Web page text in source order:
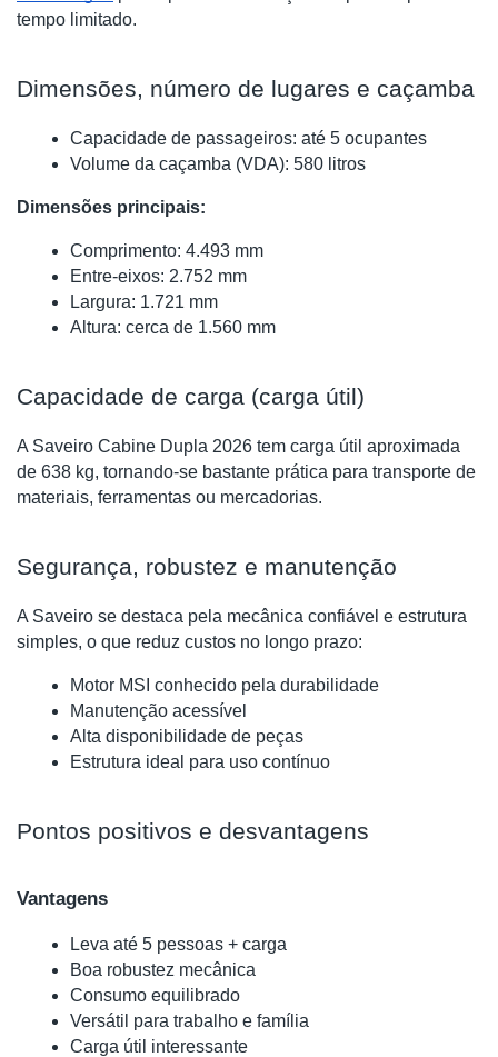
tempo limitado.
Dimensões, número de lugares e caçamba
Capacidade de passageiros: até 5 ocupantes
Volume da caçamba (VDA): 580 litros
Dimensões principais:
Comprimento: 4.493 mm
Entre-eixos: 2.752 mm
Largura: 1.721 mm
Altura: cerca de 1.560 mm
Capacidade de carga (carga útil)
A Saveiro Cabine Dupla 2026 tem carga útil aproximada
de 638 kg, tornando-se bastante prática para transporte de
materiais, ferramentas ou mercadorias.
Segurança, robustez e manutenção
A Saveiro se destaca pela mecânica confiável e estrutura
simples, o que reduz custos no longo prazo:
Motor MSI conhecido pela durabilidade
Manutenção acessível
Alta disponibilidade de peças
Estrutura ideal para uso contínuo
Pontos positivos e desvantagens
Vantagens
Leva até 5 pessoas + carga
Boa robustez mecânica
Consumo equilibrado
Versátil para trabalho e família
Carga útil interessante